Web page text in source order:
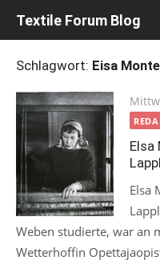
Textile Forum Blog
Schlagwort: Eisa
on
Elsa
Elsa
Weben studierte, war an
Wetterhoffin